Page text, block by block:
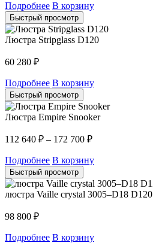
Подробнее В корзину
Быстрый просмотр
Люстра Stripglass D120
60 280 ₽
Подробнее В корзину
Быстрый просмотр
Люстра Empire Snooker
112 640 ₽ – 172 700 ₽
Подробнее В корзину
Быстрый просмотр
люстра Vaille crystal 3005–D18 D120
98 800 ₽
Подробнее В корзину